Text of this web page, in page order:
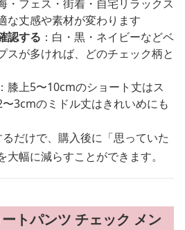
・フェス・街着・自宅リラックス
な丈感や素材が変わります
認する ：白・黒・ネイビーなどベ
スが多ければ、どのチェック柄と
：膝上5〜10cmのショート丈はス
3cmのミドル丈はきれいめにも
だけで、購入後に「思っていた
幅に減らすことができます。
トパンツ チェック メン